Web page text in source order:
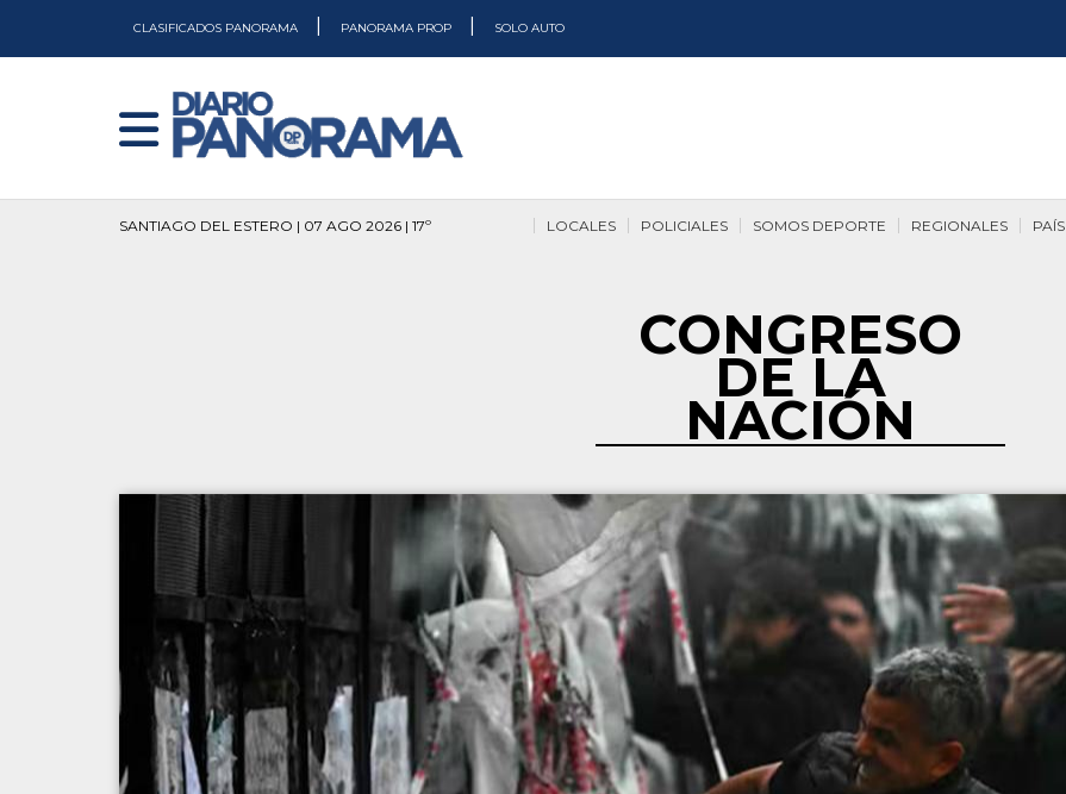
CLASIFICADOS PANORAMA PANORAMA PROP SOLO AUTO
SANTIAGO DEL ESTERO | 07 AGO 2026 | 17º PAÍS
REGIONALES
SOMOS DEPORTE
POLICIALES
LOCALES
CONGRESO
DE LA
NACIÓN